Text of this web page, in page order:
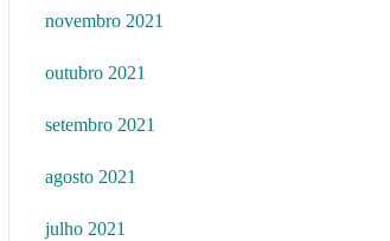
novembro 2021
outubro 2021
setembro 2021
agosto 2021
julho 2021